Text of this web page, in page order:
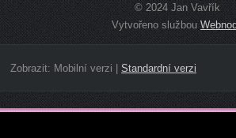
© 2024 Jan Vavřík
Vytvořeno službou
Zobrazit: Mobilní verzi Standardní verzi